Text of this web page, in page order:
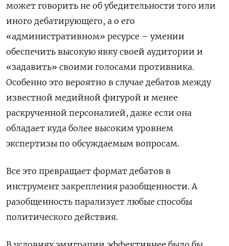
может говорить не об убедительности того или
иного дебатирующего, а о его
«административном» ресурсе – умении
обеспечить высокую явку своей аудитории и
«задавить» своими голосами противника.
Особенно это вероятно в случае дебатов между
известной медийной фигурой и менее
раскрученной персоналией, даже если она
обладает куда более высоким уровнем
экспертизы по обсуждаемым вопросам.
Все это превращает формат дебатов в
инструмент закрепления разобщенности. А
разобщенность парализует любые способы
политического действия.